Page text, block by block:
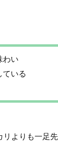
わい
ている
よりも一足先